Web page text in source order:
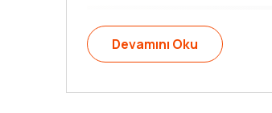
Devamını Oku